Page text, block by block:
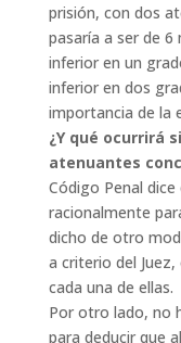
prisión, con dos
pasaría a ser de 6
inferior en un
inferior en dos
importancia de la
¿Y qué ocurrirá
atenuantes
Código Penal
racionalmente
dicho de otro
a criterio del
cada una de ellas.
Por otro lado, no
para deducir que